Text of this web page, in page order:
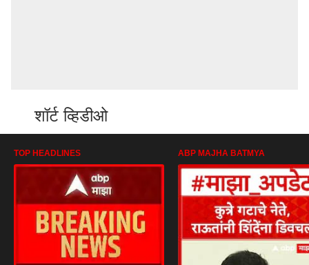
शॉर्ट व्हिडीओ
TOP HEADLINES ABP MAJHA BATMYA